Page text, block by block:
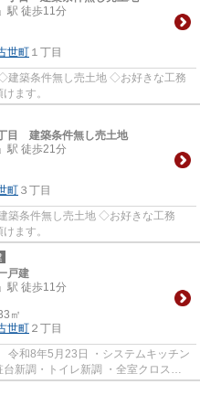
」駅 徒歩11分
世町 １丁目
築条件無し売土地 ◇お好きな工務
ます。
目 建築条件無し売土地
」駅 徒歩21分
町 ３丁目
条件無し売土地 ◇お好きな工務
ます。
戸建
」駅 徒歩11分
㎡
世町 ２丁目
和8年5月23日 ・システムキッチン
新調・トイレ新調 ・全室クロス張
ル上貼・C...